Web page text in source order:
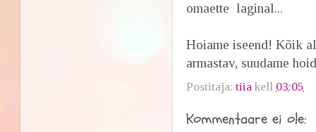
omaette laginal...
Hoiame iseend! Kõik
armastav, suudame
Postitaja:tiia kell 03:05
Kommentaare ei ole: